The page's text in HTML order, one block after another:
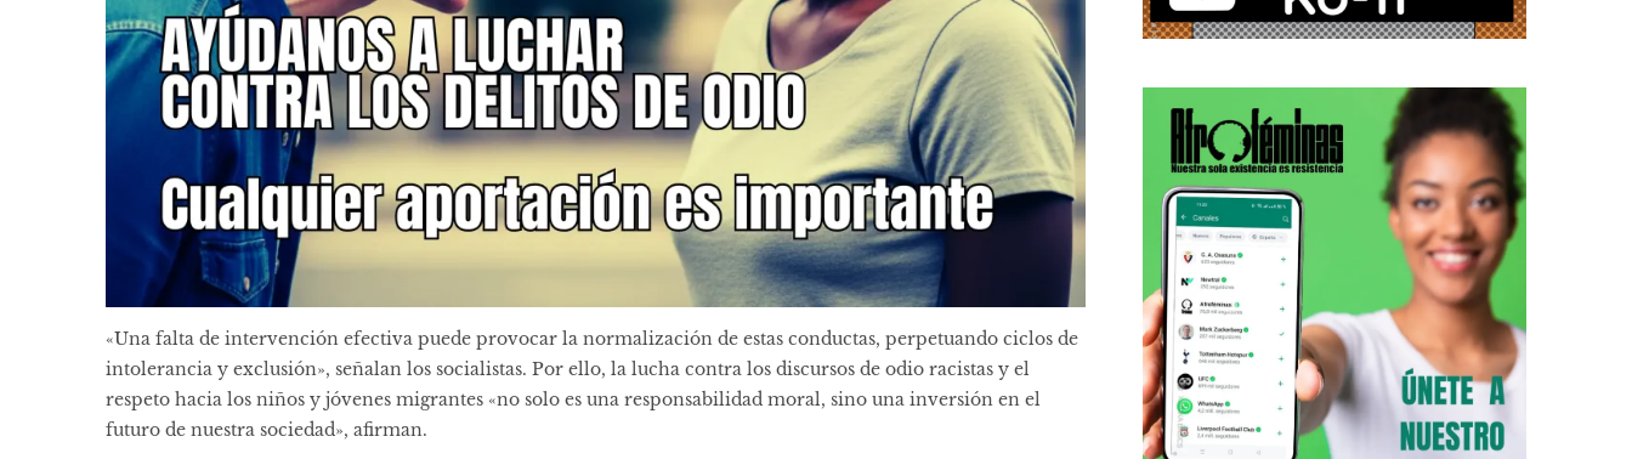
«Una falta de intervención efectiva puede provocar la normalización de estas conductas, perpetuando ciclos de
intolerancia y exclusión», señalan los socialistas. Por ello, la lucha contra los discursos de odio racistas y el
respeto hacia los niños y jóvenes migrantes «no solo es una responsabilidad moral, sino una inversión en el
futuro de nuestra sociedad», afirman.